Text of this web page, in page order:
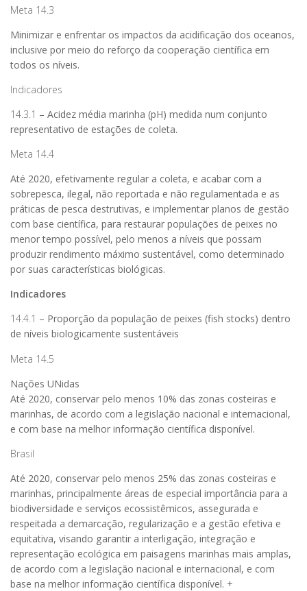
Meta 14.3
Minimizar e enfrentar os impactos da acidificação dos oceanos,
inclusive por meio do reforço da cooperação científica em
todos os níveis.
Indicadores
14.3.1 – Acidez média marinha (pH) medida num conjunto
representativo de estações de coleta.
Meta 14.4
Até 2020, efetivamente regular a coleta, e acabar com a
sobrepesca, ilegal, não reportada e não regulamentada e as
práticas de pesca destrutivas, e implementar planos de gestão
com base científica, para restaurar populações de peixes no
menor tempo possível, pelo menos a níveis que possam
produzir rendimento máximo sustentável, como determinado
por suas características biológicas.
Indicadores
14.4.1 – Proporção da população de peixes (fish stocks) dentro
de níveis biologicamente sustentáveis
Meta 14.5
Nações UNidas
Até 2020, conservar pelo menos 10% das zonas costeiras e
marinhas, de acordo com a legislação nacional e internacional,
e com base na melhor informação científica disponível.
Brasil
Até 2020, conservar pelo menos 25% das zonas costeiras e
marinhas, principalmente áreas de especial importância para a
biodiversidade e serviços ecossistêmicos, assegurada e
respeitada a demarcação, regularização e a gestão efetiva e
equitativa, visando garantir a interligação, integração e
representação ecológica em paisagens marinhas mais amplas,
de acordo com a legislação nacional e internacional, e com
base na melhor informação científica disponível. +